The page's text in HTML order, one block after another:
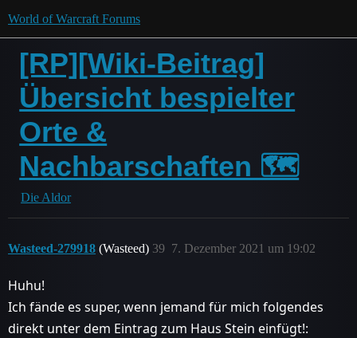
World of Warcraft Forums
[RP][Wiki-Beitrag]
Übersicht bespielter
Orte &
Nachbarschaften 🗺
Die Aldor
Wasteed-279918 (Wasteed) 7. Dezember 2021 um 19:02
39
Huhu!
Ich fände es super, wenn jemand für mich folgendes
direkt unter dem Eintrag zum Haus Stein einfügt!: